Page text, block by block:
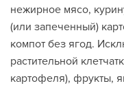
нежирное мясо,
(или запеченный)
компот без ягод.
растительной
картофеля), фрукты,